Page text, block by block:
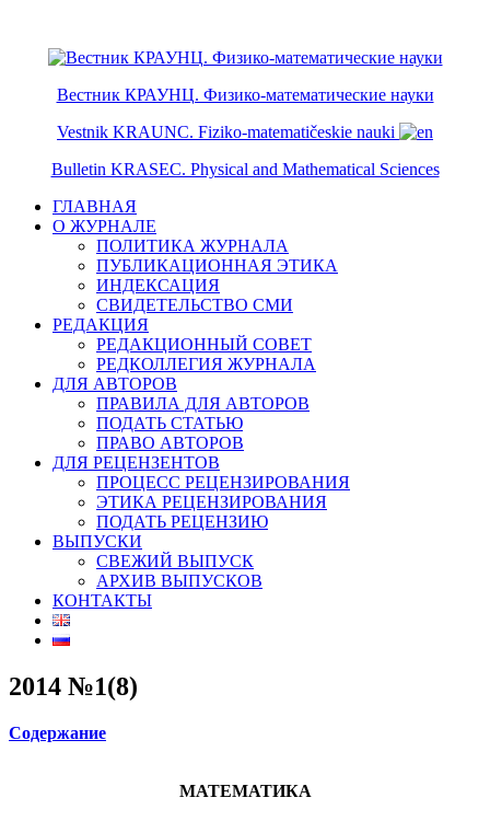
Вестник КРАУНЦ. Физико-математические науки
Vestnik KRAUNC. Fiziko-matematičeskie nauki
Bulletin KRASEC. Physical and Mathematical Sciences
ГЛАВНАЯ
О ЖУРНАЛЕ
ПОЛИТИКА ЖУРНАЛА
ПУБЛИКАЦИОННАЯ ЭТИКА
ИНДЕКСАЦИЯ
СВИДЕТЕЛЬСТВО СМИ
РЕДАКЦИЯ
РЕДАКЦИОННЫЙ СОВЕТ
РЕДКОЛЛЕГИЯ ЖУРНАЛА
ДЛЯ АВТОРОВ
ПРАВИЛА ДЛЯ АВТОРОВ
ПОДАТЬ СТАТЬЮ
ПРАВО АВТОРОВ
ДЛЯ РЕЦЕНЗЕНТОВ
ПРОЦЕСС РЕЦЕНЗИРОВАНИЯ
ЭТИКА РЕЦЕНЗИРОВАНИЯ
ПОДАТЬ РЕЦЕНЗИЮ
ВЫПУСКИ
СВЕЖИЙ ВЫПУСК
АРХИВ ВЫПУСКОВ
КОНТАКТЫ
2014 №1(8)
Содержание
МАТЕМАТИКА